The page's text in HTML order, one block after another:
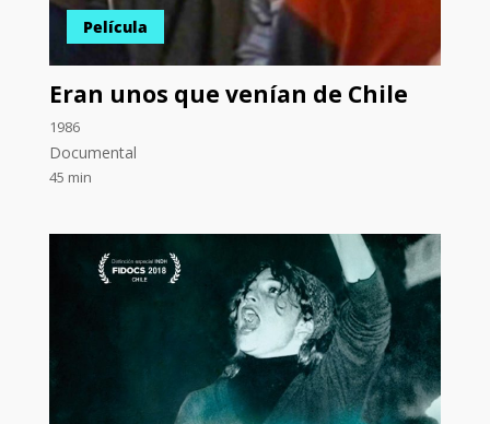
Película
Eran unos que venían de Chile
1986
Documental
45 min